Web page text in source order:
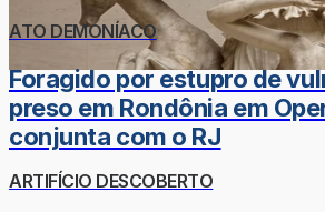
ATO DEMONÍACO
Foragido por estupro de
preso em Rondônia em
conjunta com o RJ
ARTIFÍCIO DESCOBERTO